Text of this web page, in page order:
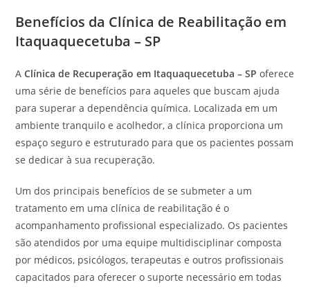
Benefícios da Clínica de Reabilitação em
Itaquaquecetuba – SP
AClínica de Recuperação em Itaquaquecetuba – SP oferece
uma série de benefícios para aqueles que buscam ajuda
para superar a dependência química. Localizada em um
ambiente tranquilo e acolhedor, a clínica proporciona um
espaço seguro e estruturado para que os pacientes possam
se dedicar à sua recuperação.
Um dos principais benefícios de se submeter a um
tratamento em uma clínica de reabilitação é o
acompanhamento profissional especializado. Os pacientes
são atendidos por uma equipe multidisciplinar composta
por médicos, psicólogos, terapeutas e outros profissionais
capacitados para oferecer o suporte necessário em todas